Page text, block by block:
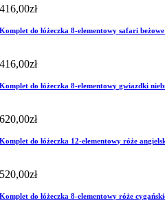
416,00zł
Komplet do łóżeczka 8-elementowy safari
416,00zł
Komplet do łóżeczka 8-elementowy gwiazdki
620,00zł
Komplet do łóżeczka 12-elementowy róże
520,00zł
Komplet do łóżeczka 8-elementowy róże